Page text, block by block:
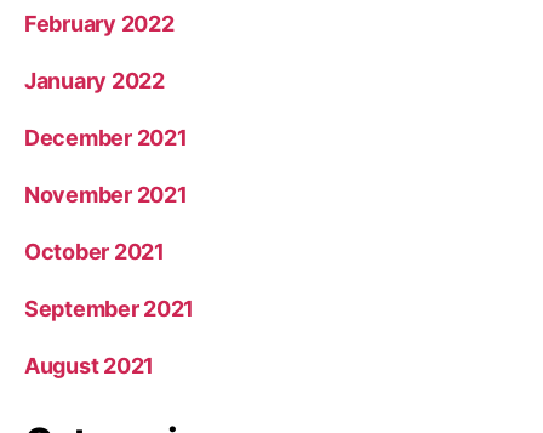
February 2022
January 2022
December 2021
November 2021
October 2021
September 2021
August 2021